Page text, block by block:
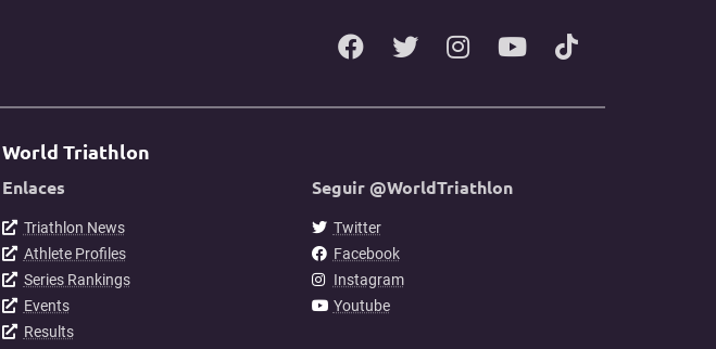
World Triathlon
Enlaces
Triathlon News
Athlete Profiles
Series Rankings
Events
Results
Seguir @WorldTriathlon
Twitter
Facebook
Instagram
Youtube